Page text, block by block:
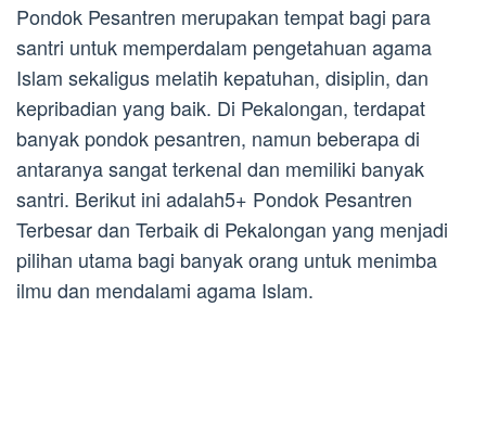
Pondok Pesantren merupakan tempat bagi para
santri untuk memperdalam pengetahuan agama
Islam sekaligus melatih kepatuhan, disiplin, dan
kepribadian yang baik. Di Pekalongan, terdapat
banyak pondok pesantren, namun beberapa di
antaranya sangat terkenal dan memiliki banyak
santri. Berikut ini adalah5+ Pondok Pesantren
Terbesar dan Terbaik di Pekalongan yang menjadi
pilihan utama bagi banyak orang untuk menimba
ilmu dan mendalami agama Islam.